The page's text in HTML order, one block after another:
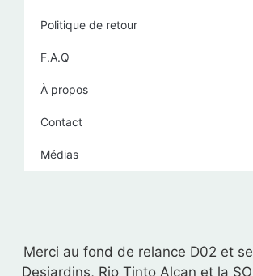
Politique de retour
F.A.Q
À propos
Contact
Médias
Merci au fond de relance D02 et
Desjardins, Rio Tinto Alcan et la